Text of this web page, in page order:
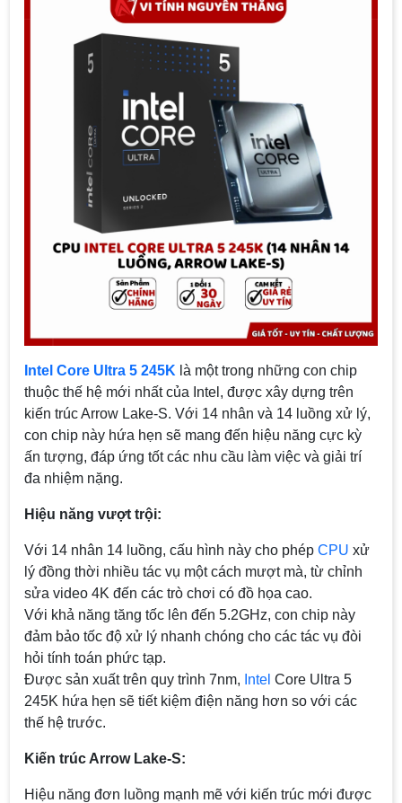
Intel Core Ultra 5 245K là một trong những con chip
thuộc thế hệ mới nhất của Intel, được xây dựng trên
kiến trúc Arrow Lake-S. Với 14 nhân và 14 luồng xử lý,
con chip này hứa hẹn sẽ mang đến hiệu năng cực kỳ
ấn tượng, đáp ứng tốt các nhu cầu làm việc và giải trí
đa nhiệm nặng.
Hiệu năng vượt trội:
Với 14 nhân 14 luồng, cấu hình này cho phép CPU xử
lý đồng thời nhiều tác vụ một cách mượt mà, từ chỉnh
sửa video 4K đến các trò chơi có đồ họa cao.
Với khả năng tăng tốc lên đến 5.2GHz, con chip này
đảm bảo tốc độ xử lý nhanh chóng cho các tác vụ đòi
hỏi tính toán phức tạp.
Được sản xuất trên quy trình 7nm, Intel Core Ultra 5
245K hứa hẹn sẽ tiết kiệm điện năng hơn so với các
thế hệ trước.
Kiến trúc Arrow Lake-S:
Hiệu năng đơn luồng mạnh mẽ với kiến trúc mới được